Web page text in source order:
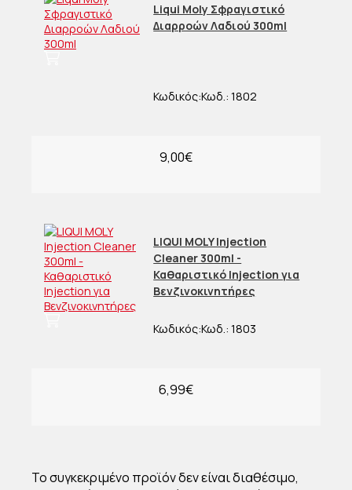
Liqui Moly Σφραγιστικό
Διαρροών Λαδιού 300ml
Κωδικός:Κωδ.: 1802
9,00€
LIQUI MOLY Injection
Cleaner 300ml -
Καθαριστικό Injection για
Βενζινοκινητήρες
Κωδικός:Κωδ.: 1803
6,99€
Το συγκεκριμένο προϊόν δεν είναι διαθέσιμο,